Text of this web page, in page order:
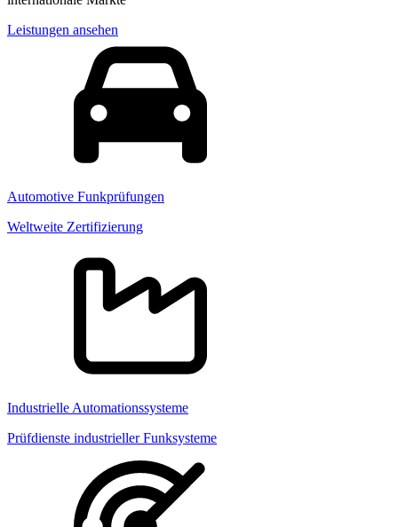
Leistungen ansehen
Automotive Funkprüfungen
Weltweite Zertifizierung
Industrielle Automationssysteme
Prüfdienste industrieller Funksysteme